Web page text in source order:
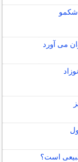
شکمو
می آورد
طبیعی است؟